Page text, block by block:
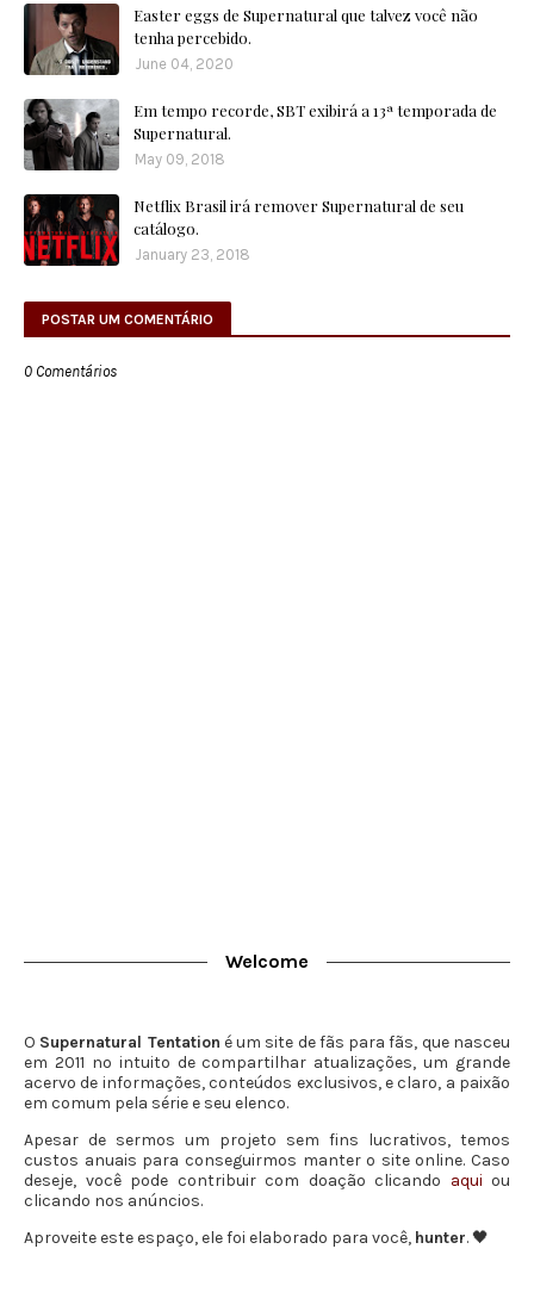
Easter eggs de Supernatural que talvez você não
tenha percebido.
June 04, 2020
Em tempo recorde, SBT exibirá a 13ª temporada de
Supernatural.
May 09, 2018
Netflix Brasil irá remover Supernatural de seu
catálogo.
January 23, 2018
POSTAR UM COMENTÁRIO
0 Comentários
Welcome
O Supernatural Tentation é um site de fãs para fãs, que nasceu
em 2011 no intuito de compartilhar atualizações, um grande
acervo de informações, conteúdos exclusivos, e claro, a paixão
em comum pela série e seu elenco.
Apesar de sermos um projeto sem fins lucrativos, temos
custos anuais para conseguirmos manter o site online. Caso
deseje, você pode contribuir com doação clicando aqui ou
clicando nos anúncios.
Aproveite este espaço, ele foi elaborado para você, hunter. 🖤